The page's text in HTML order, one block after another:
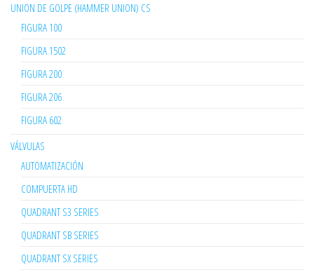
UNION DE GOLPE (HAMMER UNION) CS
FIGURA 100
FIGURA 1502
FIGURA 200
FIGURA 206
FIGURA 602
VÁLVULAS
AUTOMATIZACIÓN
COMPUERTA HD
QUADRANT S3 SERIES
QUADRANT SB SERIES
QUADRANT SX SERIES